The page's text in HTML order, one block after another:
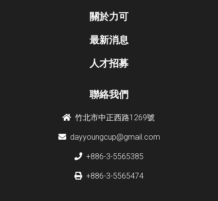
關於力可
最新消息
人才招募
聯絡我們
竹北市中正西路1269號
dayyoungcup@gmail.com
+886-3-5565385
+886-3-5565474